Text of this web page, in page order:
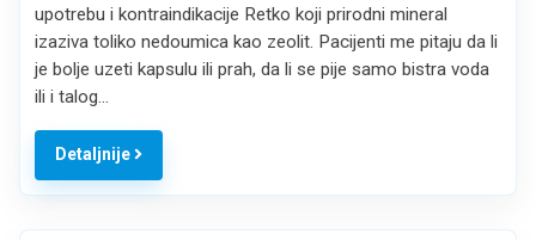
upotrebu i kontraindikacije Retko koji prirodni mineral
izaziva toliko nedoumica kao zeolit. Pacijenti me pitaju da li
je bolje uzeti kapsulu ili prah, da li se pije samo bistra voda
ili i talog…
Detaljnije